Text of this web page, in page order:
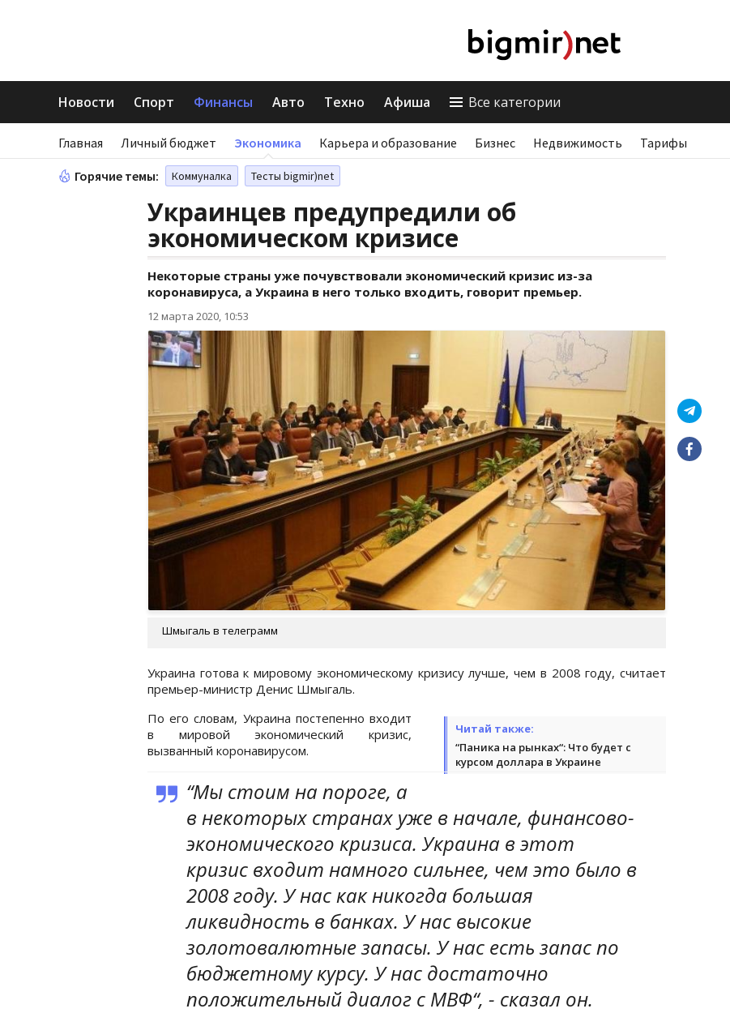
Новости Спорт Финансы Авто Техно Афиша Все категории
Главная Личный бюджет Экономика Карьера и образование Бизнес Недвижимость Тарифы
Горячие темы: Коммуналка Тесты bigmir)net
Украинцев предупредили об
экономическом кризисе
Некоторые страны уже почувствовали экономический кризис из-за
коронавируса, а Украина в него только входить, говорит премьер.
12 марта 2020, 10:53
Шмыгаль в телеграмм
Украина готова к мировому экономическому кризису лучше, чем в 2008 году, считает
премьер-министр Денис Шмыгаль.
Читай также:
“Паника на рынках“: Что будет с
курсом доллара в Украине
По его словам, Украина постепенно входит
в мировой экономический кризис,
вызванный коронавирусом.
“Мы стоим на пороге, а
в некоторых странах уже в начале, финансово-
экономического кризиса. Украина в этот
кризис входит намного сильнее, чем это было в
2008 году. У нас как никогда большая
ликвидность в банках. У нас высокие
золотовалютные запасы. У нас есть запас по
бюджетному курсу. У нас достаточно
положительный диалог с МВФ“, - сказал он.